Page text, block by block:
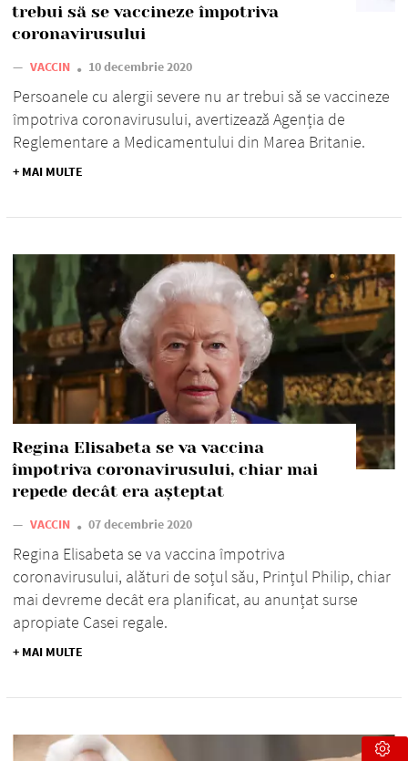
trebui să se vaccineze împotriva
coronavirusului
— VACCIN 10 decembrie 2020
Persoanele cu alergii severe nu ar trebui să se vaccineze
împotriva coronavirusului, avertizează Agenția de
Reglementare a Medicamentului din Marea Britanie.
+ MAI MULTE
Regina Elisabeta se va vaccina
împotriva coronavirusului, chiar mai
repede decât era așteptat
— VACCIN 07 decembrie 2020
Regina Elisabeta se va vaccina împotriva
coronavirusului, alături de soțul său, Prințul Philip, chiar
mai devreme decât era planificat, au anunțat surse
apropiate Casei regale.
+ MAI MULTE